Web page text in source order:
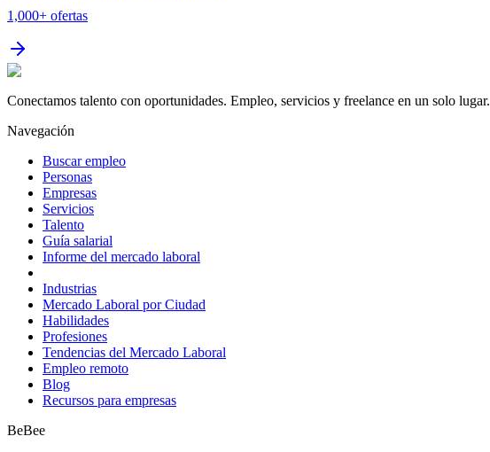
1,000+ ofertas
Conectamos talento con oportunidades. Empleo, servicios y freelance en un solo lugar.
Navegación
Buscar empleo
Personas
Empresas
Servicios
Talento
Guía salarial
Informe del mercado laboral
Industrias
Mercado Laboral por Ciudad
Habilidades
Profesiones
Tendencias del Mercado Laboral
Empleo remoto
Blog
Recursos para empresas
BeBee